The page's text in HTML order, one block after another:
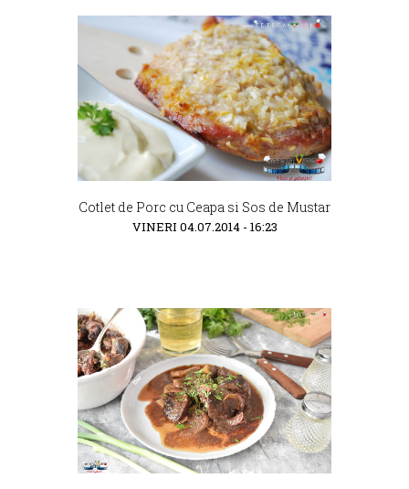
Cotlet de Porc cu Ceapa si Sos de Mustar
VINERI 04.07.2014 - 16:23